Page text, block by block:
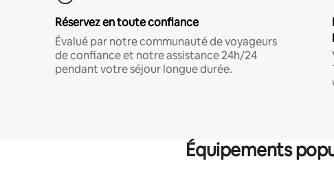
Réservez en toute confiance
Évalué par notre communauté de voyageurs
de confiance et notre assistance 24h/24
pendant votre séjour longue durée.
Équipements